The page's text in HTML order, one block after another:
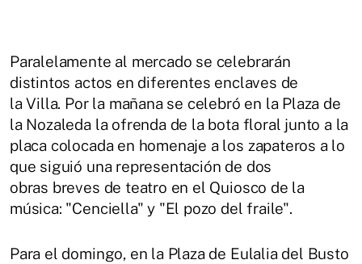
Paralelamente al mercado se celebrarán
distintos actos en diferentes enclaves de
la Villa. Por la mañana se celebró en la Plaza de
la Nozaleda la ofrenda de la bota floral junto a la
placa colocada en homenaje a los zapateros a lo
que siguió una representación de dos
obras breves de teatro en el Quiosco de la
música: "Cenciella" y "El pozo del fraile".
Para el domingo, en la Plaza de Eulalia del Busto